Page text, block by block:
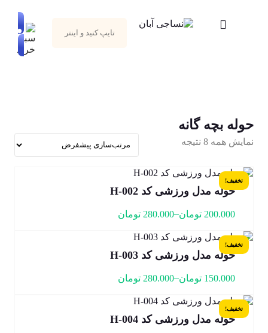
حوله بچه گانه
نمایش همه 8 نتیجه
تخفیف!
حوله مدل ورزشی کد H-002
200.000 تومان–
280.000 تومان
تخفیف!
حوله مدل ورزشی کد H-003
150.000 تومان–
280.000 تومان
تخفیف!
حوله مدل ورزشی کد H-004